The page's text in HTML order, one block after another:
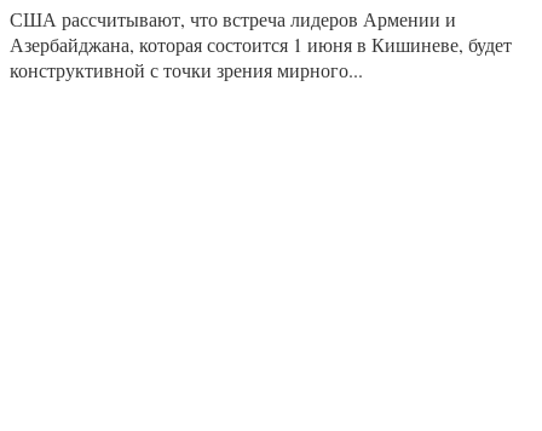
США рассчитывают, что встреча лидеров Армении и
Азербайджана, которая состоится 1 июня в Кишиневе, будет
конструктивной с точки зрения мирного...